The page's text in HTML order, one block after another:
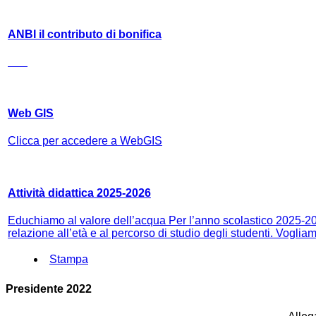
ANBI il contributo di bonifica
Web GIS
Clicca per accedere a WebGIS
Attività didattica 2025-2026
Educhiamo al valore dell’acqua Per l’anno scolastico
relazione all’età e al percorso di studio degli studenti.
Stampa
Presidente 2022